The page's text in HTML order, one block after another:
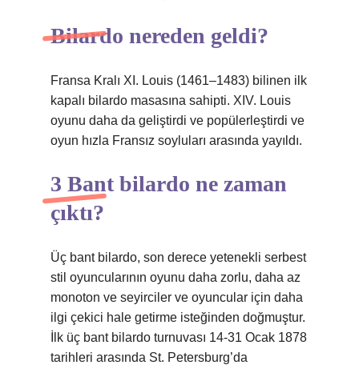
Bilardo nereden geldi?
Fransa Kralı XI. Louis (1461–1483) bilinen ilk
kapalı bilardo masasına sahipti. XIV. Louis
oyunu daha da geliştirdi ve popülerleştirdi ve
oyun hızla Fransız soyluları arasında yayıldı.
3 Bant bilardo ne zaman
çıktı?
Üç bant bilardo, son derece yetenekli serbest
stil oyuncularının oyunu daha zorlu, daha az
monoton ve seyirciler ve oyuncular için daha
ilgi çekici hale getirme isteğinden doğmuştur.
İlk üç bant bilardo turnuvası 14-31 Ocak 1878
tarihleri ​​arasında St. Petersburg’da